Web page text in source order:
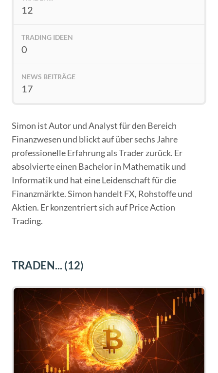
12
TRADING IDEEN
0
NEWS BEITRÄGE
17
Simon ist Autor und Analyst für den Bereich
Finanzwesen und blickt auf über sechs Jahre
professionelle Erfahrung als Trader zurück. Er
absolvierte einen Bachelor in Mathematik und
Informatik und hat eine Leidenschaft für die
Finanzmärkte. Simon handelt FX, Rohstoffe und
Aktien. Er konzentriert sich auf Price Action
Trading.
TRADEN... (12)